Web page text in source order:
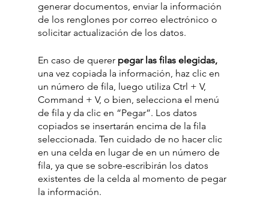
generar documentos, enviar la información
de los renglones por correo electrónico o
solicitar actualización de los datos.
En caso de querer pegar las filas elegidas,
una vez copiada la información, haz clic en
un número de fila, luego utiliza Ctrl + V,
Command + V, o bien, selecciona el menú
de fila y da clic en “Pegar”. Los datos
copiados se insertarán encima de la fila
seleccionada. Ten cuidado de no hacer clic
en una celda en lugar de en un número de
fila, ya que se sobre-escribirán los datos
existentes de la celda al momento de pegar
la información.